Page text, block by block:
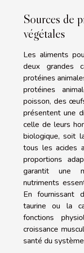
Sources de
végétales
Les aliments
deux grandes
protéines
protéines
poisson, des
présentent une
celle de leurs
biologique, soit
tous les acides
proportions
garantit une
nutriments
En fournissant
taurine ou la
fonctions
croissance
santé du